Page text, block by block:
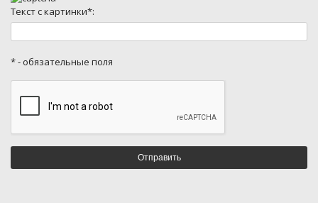
Текст с картинки*:
* - обязательные поля